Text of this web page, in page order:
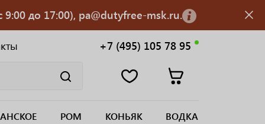
9:00 до 17:00), pa@dutyfree-msk.ru.
+7 (495) 105 78 95
РОМ КОНЬЯК ВОДКА